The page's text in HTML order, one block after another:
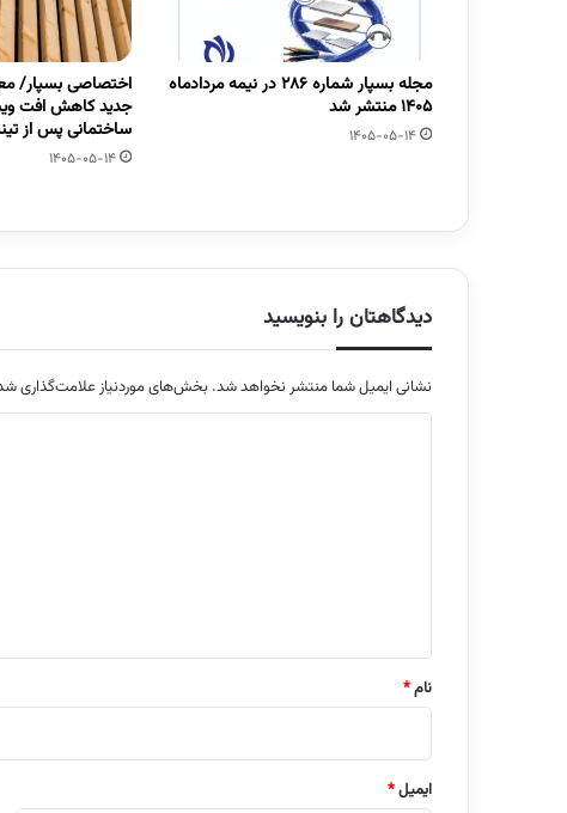
مجله بسپار شماره 286 در نیمه مردادماه
1405 منتشر شد
1405-05-14
اختصاصی بسپار/
جدید کاهش افت
ساختمانی پس از
1405-05-14
دیدگاهتان را بنویسید
نشانی ایمیل شما منتشر نخواهد شد. بخش‌های موردنیاز علامت‌گذاری
نام*
ایمیل*